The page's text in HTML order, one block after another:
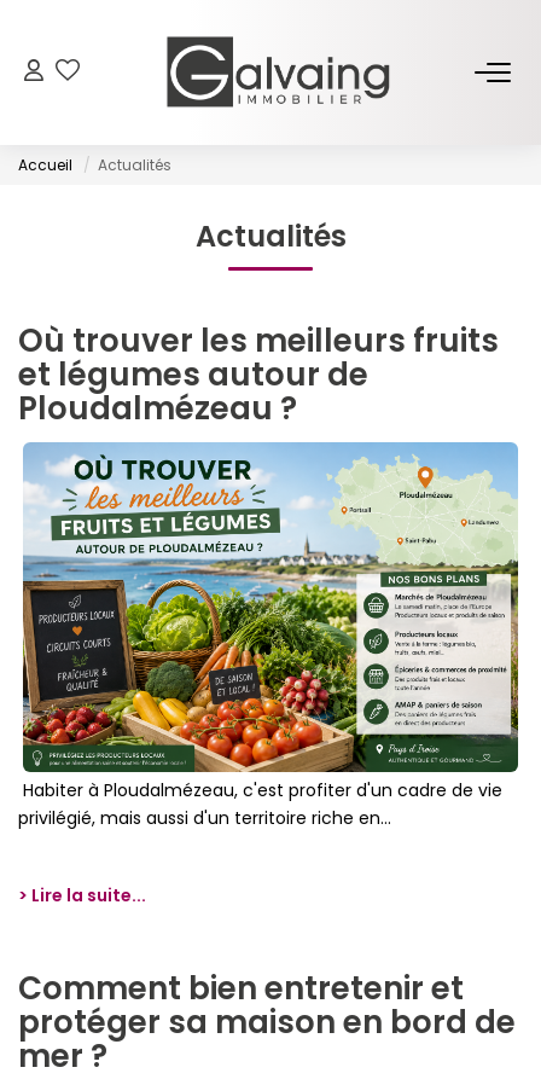
À Louer
ESTIMER
GESTION LOCATIVE
L’AGENCE
Qui Sommes-Nous
Notre Équipe
Partenariats
Nous Rejoindre
Nos Actualités
ESPACE CLIENT
CONTACT
Accueil Actualités
Actualités
Où trouver les meilleurs fruits
et légumes autour de
Ploudalmézeau ?
Habiter à Ploudalmézeau, c'est profiter d'un cadre de vie
privilégié, mais aussi d'un territoire riche en...
> Lire la suite...
Comment bien entretenir et
protéger sa maison en bord de
mer ?